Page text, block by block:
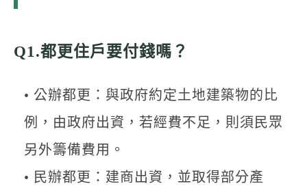
Q1.都更住戶要付錢嗎？
• 公辦都更：與政府約定土地建築物的比
例，由政府出資，若經費不足，則須民眾
另外籌備費用。
• 民辦都更：建商出資，並取得部分產